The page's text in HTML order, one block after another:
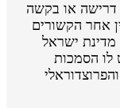
או בקשה
אחר הקשורים
ישראל
הסמכות